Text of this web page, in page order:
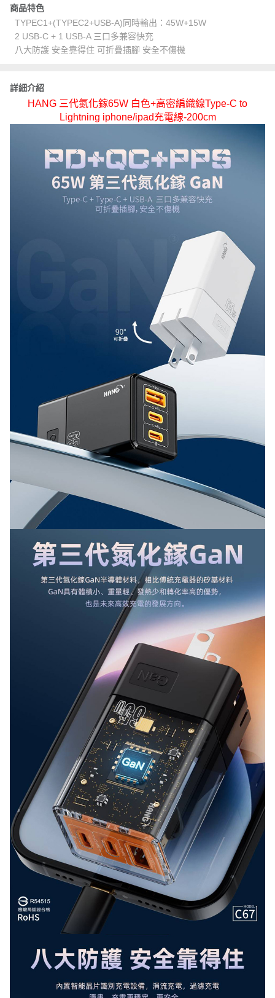
商品特色
TYPEC1+(TYPEC2+USB-A)同時輸出：45W+15W
2 USB-C + 1 USB-A 三口多兼容快充
八大防護 安全靠得住 可折疊插腳 安全不傷機
詳細介紹
HANG 三代氮化鎵65W 白色+高密編織線Type-C to
Lightning iphone/ipad充電線-200cm